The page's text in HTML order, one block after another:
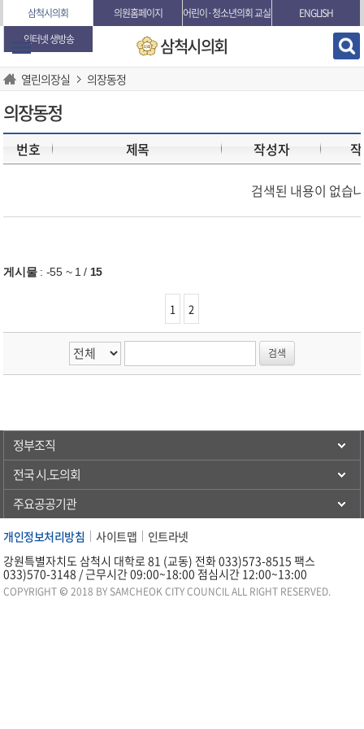
본문바로가기
삼척시의회 의원홈페이지 어린이·청소년의회 교실
ENGLISH
인터넷 생방송
삼척시의회
열린의장실 의장동정
의장동정
번호 제목 작성자
검색된 내용이 없습
게시물: -55 ~ 1 / 15
1 2
정부조직
전국 시.도의회
주요공공기관
개인정보처리방침 사이트맵
인트라넷
강원특별자치도 삼척시 대학로 81 (교동) 전화 033)573-8515 팩스
033)570-3148 / 근무시간 09:00~18:00 점심시간 12:00~13:00
COPYRIGHT © 2018 BY SAMCHEOK CITY COUNCIL ALL RIGHT RESERVED.